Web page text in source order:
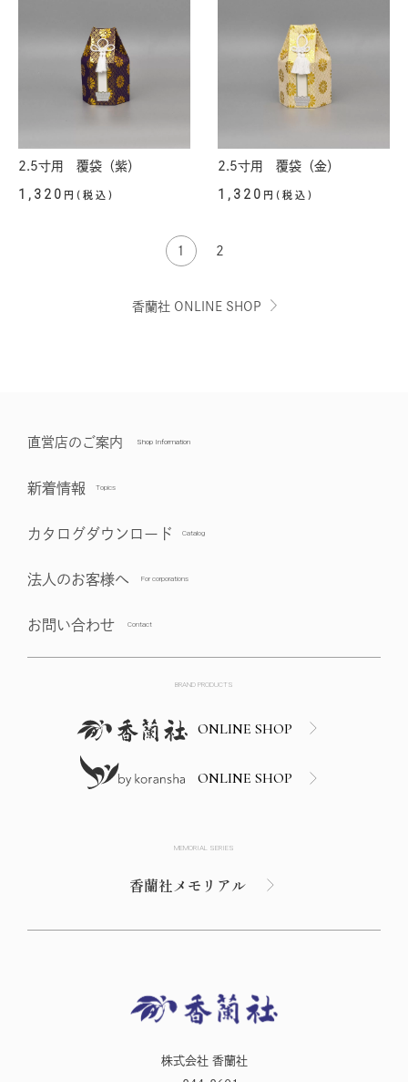
2.5寸用 覆袋（紫）
1,320 円(税込)
2.5寸用 覆袋（金）
1,320 円(税込)
1 2
香蘭社 ONLINE SHOP
BRAND PRODUCTS
ONLINE SHOP
ONLINE SHOP
MEMORIAL SERIES
香蘭社メモリアル
直営店のご案内
新着情報
カタログダウンロード
法人のお客様へ
お問い合わせ
株式会社 香蘭社